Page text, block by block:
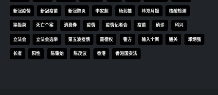
新冠疫情 新冠疫苗 新冠肺炎 李家超 杨润雄 林郑月娥 核酸检测
梁振英 死亡个案 消费券 疫情 疫情记者会 疫苗 确诊 科兴
立法会 立法会选举 第五波疫情 聂德权 警方 输入个案 通关 邓炳强
长者 阳性 陈肇始 陈茂波 香港 香港国安法